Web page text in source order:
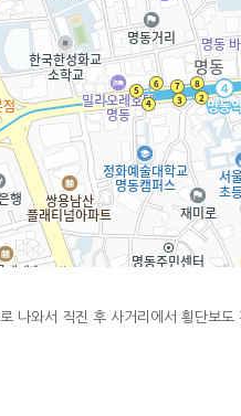
나와서 직진 후 사거리에서 횡단보